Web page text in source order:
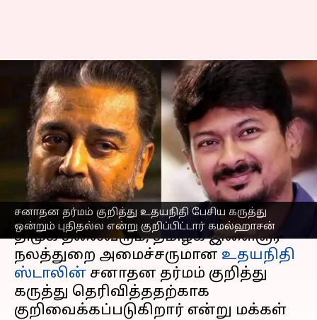
சனாதன தர்மம் குறித்து உதயநிதி பேசிய கருத்து
ஒன்றும் புதிதல்ல என்று குறிப்பிட்டார் கமல்ஹாசன்
'ஒரு சின்னப்பிள்ளையை
குறிவைக்கிறார்கள்':
உதயநிதிக்கு
கமல்ஹாசன் ஆதரவு
எழுதியவர் Sindhuja SM Sep 23, 2023 10:40 am
செய்தி முன்னோட்டம்
திமுக தலைவரும், தமிழக இளைஞர்
நலத்துறை அமைச்சருமான உதயநிதி
ஸ்டாலின் சனாதன தர்மம் குறித்து
கருத்து தெரிவித்ததற்காக
குறிவைக்கப்படுகிறார் என்று மக்கள்